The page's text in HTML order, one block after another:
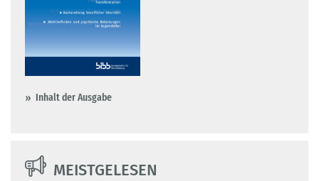
Inhalt der Ausgabe
MEISTGELESEN